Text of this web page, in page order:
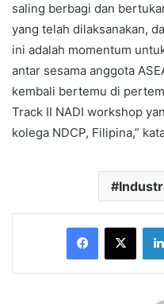
saling berbagi dan
yang telah dilaksanakan,
ini adalah momentum
antar sesama anggota
kembali bertemu di
Track II NADI workshop
kolega NDCP, Filipina,”
Facebook
X